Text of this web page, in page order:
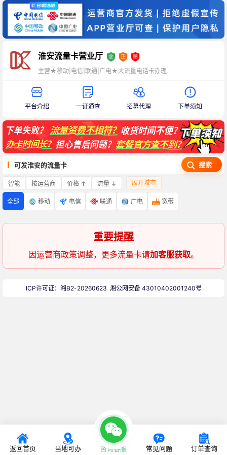
淮安流量卡营业厅
主营★移动|电信|联通|广电★大流量电话卡办理
平台介绍 一证通查 招募代理 下单须知
可发淮安的流量卡 搜索
智能 按运营商 价格 ↑ 流量 ↓ 展开城市
全部 移动 电信 联通 广电 宽带
重要提醒
因运营商政策调整，更多流量卡请加客服获取。
返回首页 当地可办 咨询客服 常见问题 订单查询
ICP许可证：湘B2-20260623 湘公网安备 43010402001240号